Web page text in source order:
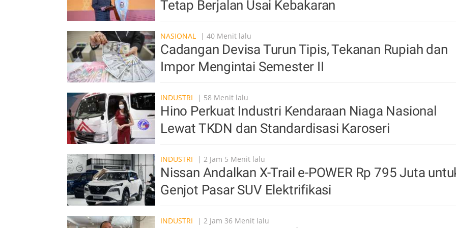
Tetap Berjalan Usai Kebakaran
NASIONAL | 40 Menit lalu
Cadangan Devisa Turun Tipis, Tekanan Rupiah dan
Impor Mengintai Semester II
INDUSTRI | 58 Menit lalu
Hino Perkuat Industri Kendaraan Niaga Nasional
Lewat TKDN dan Standardisasi Karoseri
INDUSTRI | 2 Jam 5 Menit lalu
Nissan Andalkan X-Trail e-POWER Rp 795 Juta
Genjot Pasar SUV Elektrifikasi
INDUSTRI | 2 Jam 36 Menit lalu